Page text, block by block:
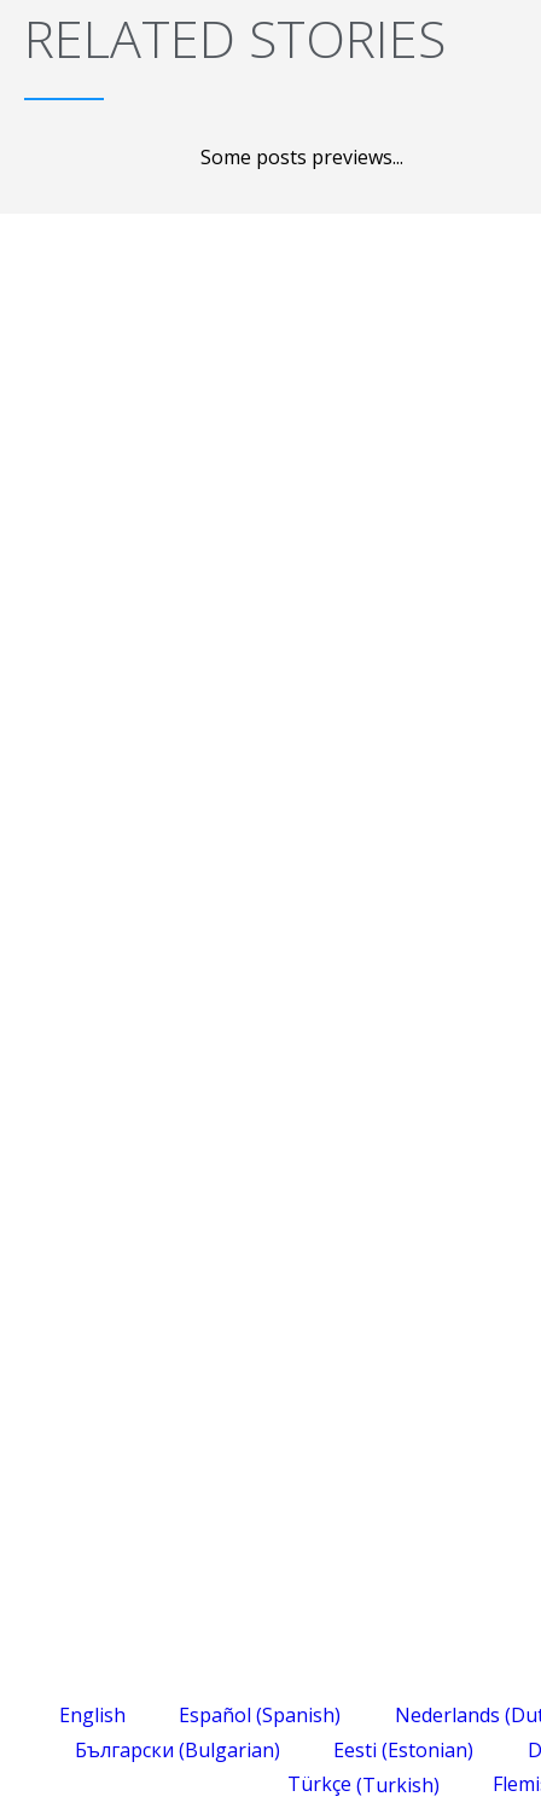
RELATED STORIES
Some posts previews...
English Español (Spanish) Nederlands (
Български (Bulgarian) Eesti (Estonian)
Türkçe (Turkish)